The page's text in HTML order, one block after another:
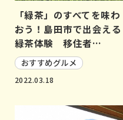
「緑茶」のすべてを味わ
おう！島田市で出会える
緑茶体験 移住者…
おすすめグルメ
2022.03.18